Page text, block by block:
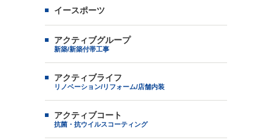
イースポーツ
アクティブグループ
新築/新築付帯工事
アクティブライフ
リノベーション/リフォーム/店舗内装
アクティブコート
抗菌・抗ウイルスコーティング